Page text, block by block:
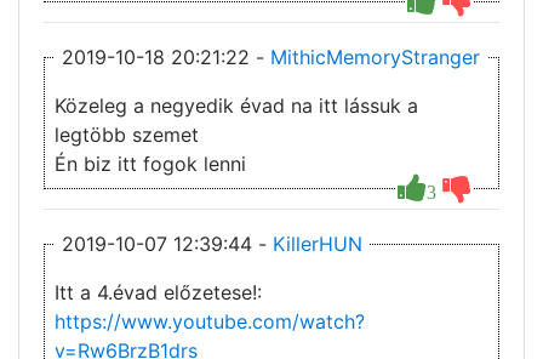
2019-10-18 20:21:22 - MithicMemoryStranger
3
Közeleg a negyedik évad na itt lássuk a
legtöbb szemet
Én biz itt fogok lenni
2019-10-07 12:39:44 - KillerHUN
Itt a 4.évad előzetese!:
https://www.youtube.com/watch?
v=Rw6BrzB1drs